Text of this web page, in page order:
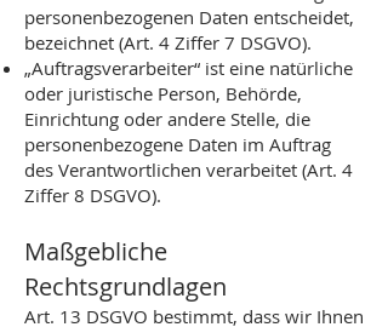
personenbezogenen Daten entscheidet,
bezeichnet (Art. 4 Ziffer 7 DSGVO).
„Auftragsverarbeiter“ ist eine natürliche
oder juristische Person, Behörde,
Einrichtung oder andere Stelle, die
personenbezogene Daten im Auftrag
des Verantwortlichen verarbeitet (Art. 4
Ziffer 8 DSGVO).
Maßgebliche
Rechtsgrundlagen
Art. 13 DSGVO bestimmt, dass wir Ihnen